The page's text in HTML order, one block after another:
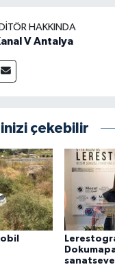
HAKKINDA
V Antalya
çekebilir